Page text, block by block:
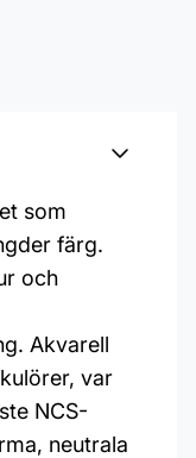
som
färg.
och
Akvarell
var
NCS-
neutrala